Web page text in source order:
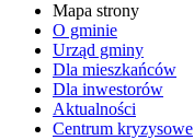
Mapa strony
O gminie
Urząd gminy
Dla mieszkańców
Dla inwestorów
Aktualności
Centrum kryzysowe